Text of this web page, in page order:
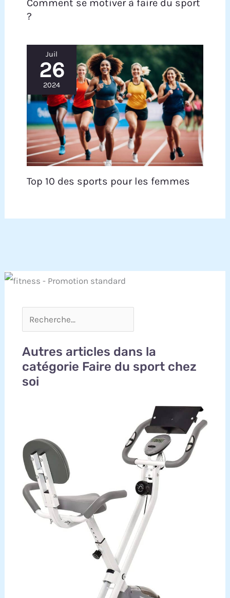
vous permettant de suivre facilement votre
Comment se motiver à faire du sport
?
Juil
26
2024
Top 10 des sports pour les femmes
Autres articles dans la
catégorie Faire du sport chez
soi